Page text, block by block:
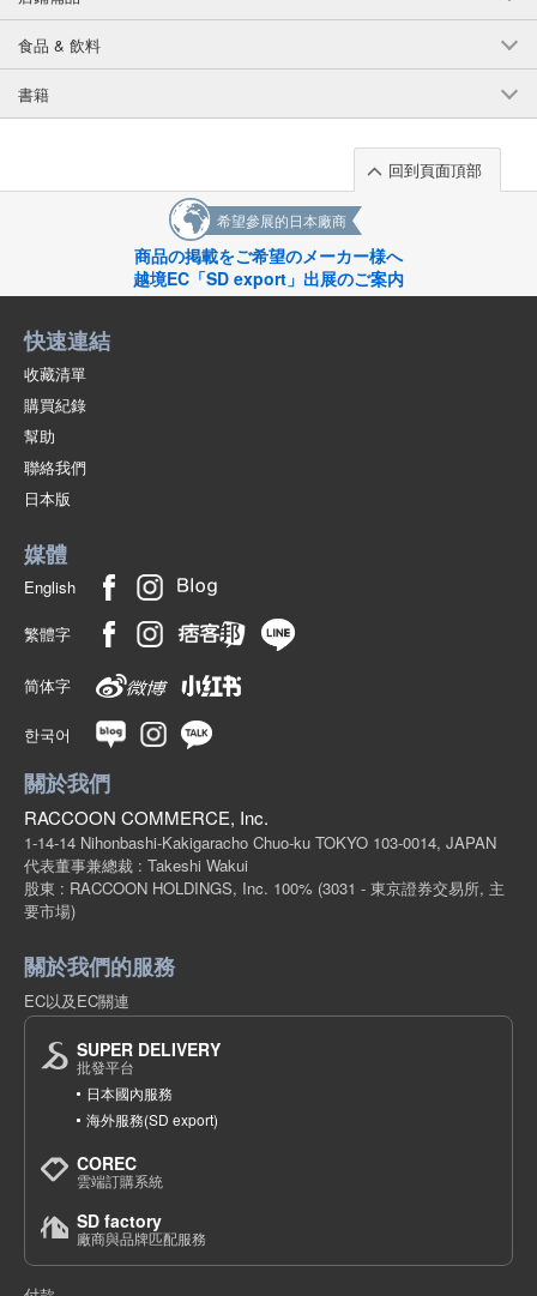
食品 & 飲料
書籍
回到頁面頂部
希望參展的日本廠商
商品の掲載をご希望のメーカー様へ
越境EC「SD export」出展のご案内
快速連結
收藏清單
購買紀錄
幫助
聯絡我們
日本版
媒體
English
繁體字
简体字
한국어
關於我們
RACCOON COMMERCE, Inc.
1-14-14 Nihonbashi-Kakigaracho Chuo-ku TOKYO 103-0014, JAPAN
代表董事兼總裁 : Takeshi Wakui
股東 : RACCOON HOLDINGS, Inc. 100% (3031 - 東京證券交易所, 主
要市場)
關於我們的服務
EC以及EC關連
SUPER DELIVERY
批發平台
日本國內服務
海外服務(SD export)
COREC
雲端訂購系統
SD factory
廠商與品牌匹配服務